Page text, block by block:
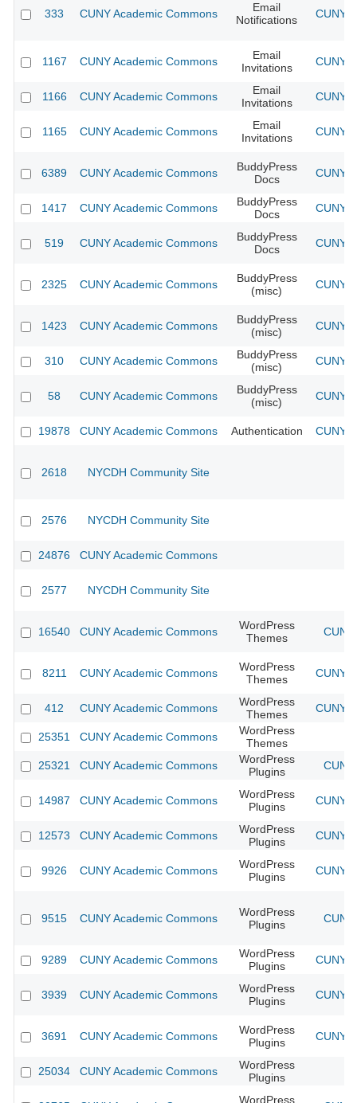
333 CUNY Academic Commons
Email
Notifications
CUNY
1167 CUNY Academic Commons
Email
Invitations
CUNY
1166 CUNY Academic Commons
Email
Invitations
CUNY
1165 CUNY Academic Commons
Email
Invitations
CUNY
6389 CUNY Academic Commons
BuddyPress
Docs
CUNY
1417 CUNY Academic Commons
BuddyPress
Docs
CUNY
519 CUNY Academic Commons
BuddyPress
Docs
CUNY
2325 CUNY Academic Commons
BuddyPress
(misc)
CUNY
1423 CUNY Academic Commons
BuddyPress
(misc)
CUNY
310 CUNY Academic Commons
BuddyPress
(misc)
CUNY
58 CUNY Academic Commons
BuddyPress
(misc)
CUNY
19878 CUNY Academic Commons Authentication CUNY
2618 NYCDH Community Site
2576 NYCDH Community Site
24876 CUNY Academic Commons
2577 NYCDH Community Site
16540 CUNY Academic Commons
WordPress
Themes
8211 CUNY Academic Commons
WordPress
Themes
CUNY
412 CUNY Academic Commons
WordPress
Themes
CUNY
25351 CUNY Academic Commons
WordPress
Themes
25321
CUNY Academic Commons
WordPress
Plugins
14987 CUNY Academic Commons
WordPress
Plugins
CUNY
12573 CUNY Academic Commons
WordPress
Plugins
CUNY
9926 CUNY Academic Commons
WordPress
Plugins
CUNY
9515 CUNY Academic Commons
WordPress
Plugins
9289 CUNY Academic Commons
WordPress
Plugins
CUNY
3939 CUNY Academic Commons
WordPress
Plugins
CUNY
3691 CUNY Academic Commons
WordPress
Plugins
CUNY
25034 CUNY Academic Commons
WordPress
Plugins
WordPress